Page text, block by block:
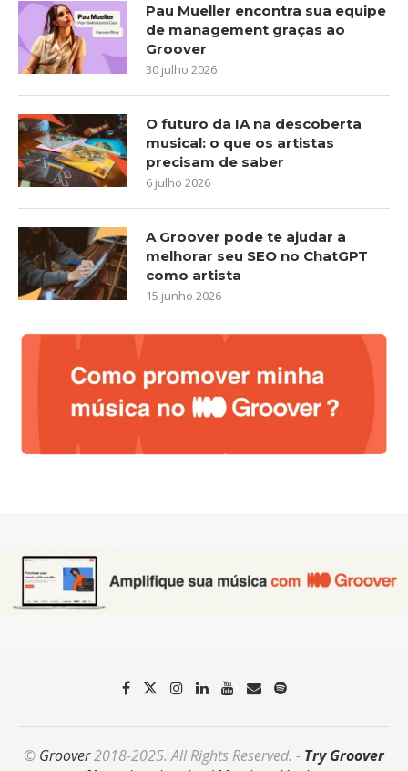
Pau Mueller encontra sua equipe
de management graças ao
Groover
30 julho 2026
O futuro da IA na descoberta
musical: o que os artistas
precisam de saber
6 julho 2026
A Groover pode te ajudar a
melhorar seu SEO no ChatGPT
como artista
15 junho 2026
© Groover2018-2025. All Rights Reserved. - Try Groover